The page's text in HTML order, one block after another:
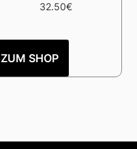
32.50€
ZUM SHOP